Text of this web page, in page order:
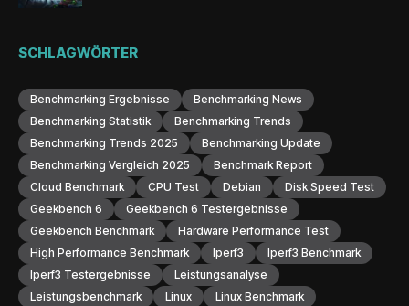
SCHLAGWÖRTER
Benchmarking Ergebnisse
Benchmarking News
Benchmarking Statistik
Benchmarking Trends
Benchmarking Trends 2025
Benchmarking Update
Benchmarking Vergleich 2025
Benchmark Report
Cloud Benchmark
CPU Test Debian
Disk Speed Test
Geekbench 6
Geekbench 6 Testergebnisse
Geekbench Benchmark
Hardware Performance Test
High Performance Benchmark
Iperf3
Iperf3 Benchmark
Iperf3 Testergebnisse
Leistungsanalyse
Leistungsbenchmark
Linux
Linux Benchmark